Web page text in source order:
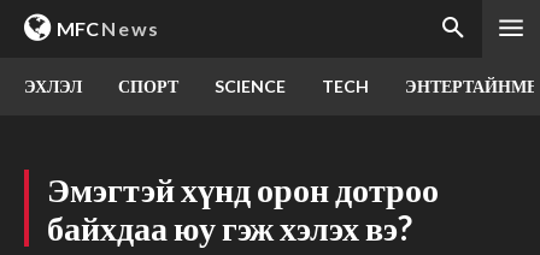
MFCNews
ЭХЛЭЛ СПОРТ SCIENCE TECH
Эмэгтэй хүнд орон дотроо
байхдаа юу гэж хэлэх вэ?